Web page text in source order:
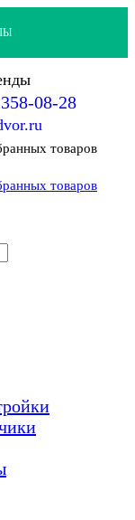
08-28
товаров
товаров